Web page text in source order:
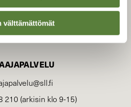
välttämättömät
210 (arkisin klo 9-15)